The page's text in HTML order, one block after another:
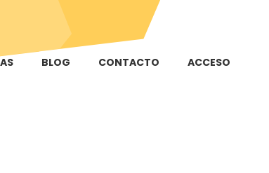
BLOG CONTACTO ACCESO